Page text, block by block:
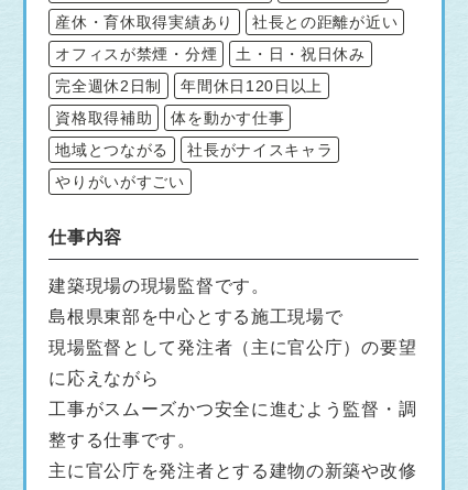
産休・育休取得実績あり
社長との距離が近い
オフィスが禁煙・分煙
土・日・祝日休み
完全週休2日制
年間休日120日以上
資格取得補助
体を動かす仕事
地域とつながる
社長がナイスキャラ
やりがいがすごい
仕事内容
建築現場の現場監督です。
島根県東部を中心とする施工現場で
現場監督として発注者（主に官公庁）の要望
に応えながら
工事がスムーズかつ安全に進むよう監督・調
整する仕事です。
主に官公庁を発注者とする建物の新築や改修